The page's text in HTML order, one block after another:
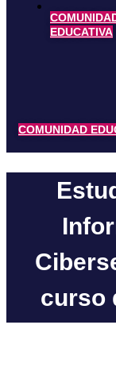
EDUCATIVA
COMUNIDAD
curso